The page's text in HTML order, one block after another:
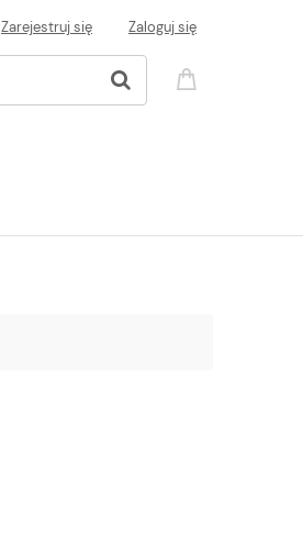
Zarejestruj się Zaloguj się